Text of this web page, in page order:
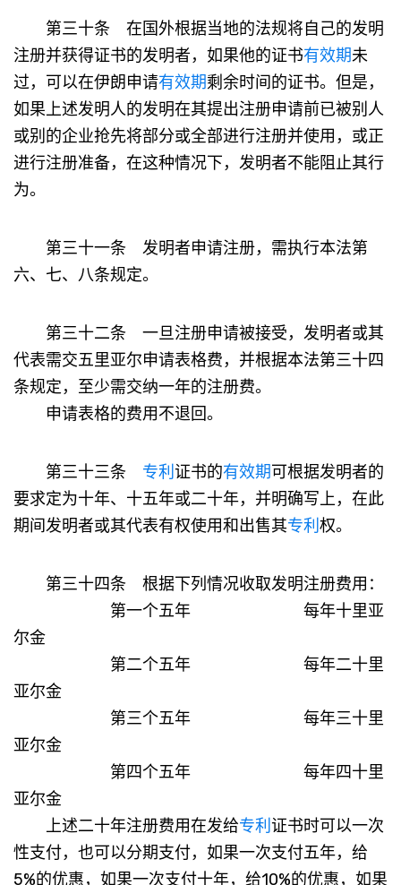
第三十条 在国外根据当地的法规将自己的发明
注册并获得证书的发明者，如果他的证书有效期未
过，可以在伊朗申请有效期剩余时间的证书。但是，
如果上述发明人的发明在其提出注册申请前已被别人
或别的企业抢先将部分或全部进行注册并使用，或正
进行注册准备，在这种情况下，发明者不能阻止其行
为。
第三十一条 发明者申请注册，需执行本法第
六、七、八条规定。
第三十二条 一旦注册申请被接受，发明者或其
代表需交五里亚尔申请表格费，并根据本法第三十四
条规定，至少需交纳一年的注册费。
申请表格的费用不退回。
第三十三条 专利 证书的有效期可根据发明者的
要求定为十年、十五年或二十年，并明确写上，在此
期间发明者或其代表有权使用和出售其专利 权。
第三十四条 根据下列情况收取发明注册费用：
第一个五年 每年十里亚
尔金
第二个五年 每年二十里
亚尔金
第三个五年 每年三十里
亚尔金
第四个五年 每年四十里
亚尔金
上述二十年注册费用在发给专利 证书时可以一次
性支付，也可以分期支付，如果一次支付五年，给
5%的优惠，如果一次支付十年，给10%的优惠，如果